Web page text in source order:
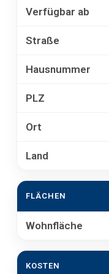
Verfügbar ab
Straße
Hausnummer
PLZ
Ort
Land
FLÄCHEN
Wohnfläche
KOSTEN